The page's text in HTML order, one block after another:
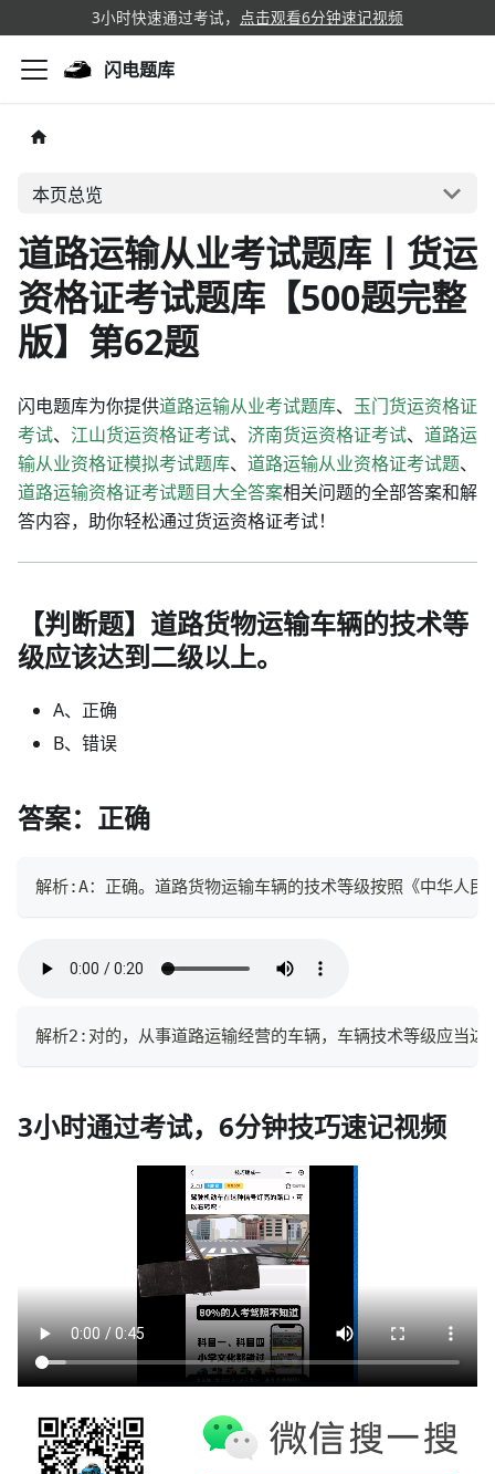
3小时快速通过考试， 点击观看6分钟速记视频
闪电题库
本页总览
道路运输从业考试题库丨货运
资格证考试题库【500题完整
版】第62题
闪电题库为你提供道路运输从业考试题库、 玉门货运资格证
考试、 江山货运资格证考试、 济南货运资格证考试、 道路运
输从业资格证模拟考试题库、 道路运输从业资格证考试题、
道路运输资格证考试题目大全答案相关问题的全部答案和解
答内容，助你轻松通过货运资格证考试！
【判断题】道路货物运输车辆的技术等
级应该达到二级以上。
A、正确
B、错误
答案：正确
解析:A：正确。道路货物运输车辆的技术等级按照《中华人
解析2:对的，从事道路运输经营的车辆，车辆技术等级应当达
3小时通过考试，6分钟技巧速记视频